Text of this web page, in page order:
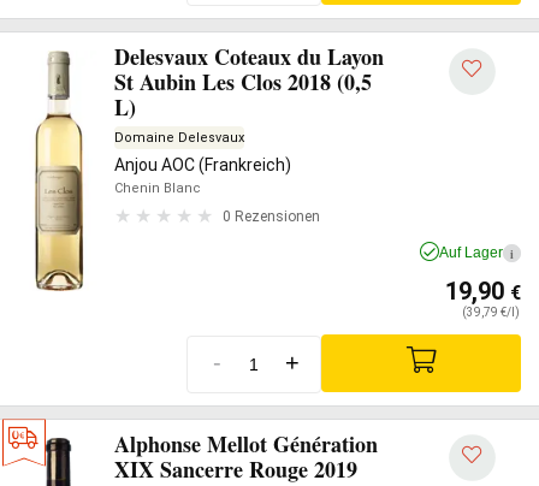
Delesvaux Coteaux du Layon
St Aubin Les Clos 2018 (0,5
L)
Domaine Delesvaux
Anjou AOC (Frankreich)
Chenin Blanc
0 Rezensionen
Auf Lager i
19,90 €
(39,79 €/l)
- +
Alphonse Mellot Génération
XIX Sancerre Rouge 2019